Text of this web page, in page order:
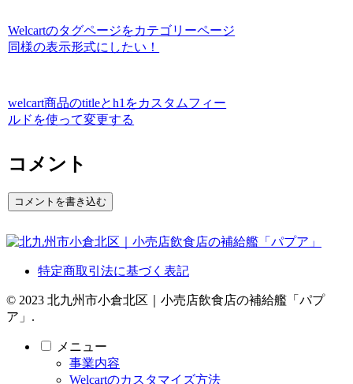
Welcartのタグページをカテゴリーページ
同様の表示形式にしたい！
welcart商品のtitleとh1をカスタムフィー
ルドを使って変更する
コメント
コメントを書き込む
特定商取引法に基づく表記
© 2023 北九州市小倉北区｜小売店飲食店の補給艦「パプ
ア」.
メニュー
事業内容
Welcartのカスタマイズ方法